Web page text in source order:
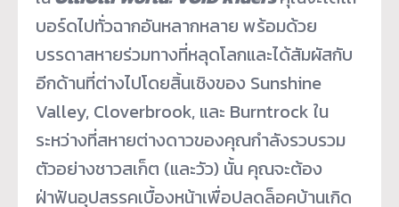
บอร์ดไปทั่วฉากอันหลากหลาย พร้อมด้วย
บรรดาสหายร่วมทางที่หลุดโลกและได้สัมผัสกับ
อีกด้านที่ต่างไปโดยสิ้นเชิงของ Sunshine
Valley, Cloverbrook, และ Burntrock ใน
ระหว่างที่สหายต่างดาวของคุณกำลังรวบรวม
ตัวอย่างชาวสเก็ต (และวัว) นั้น คุณจะต้อง
ฝ่าฟันอุปสรรคเบื้องหน้าเพื่อปลดล็อคบ้านเกิด